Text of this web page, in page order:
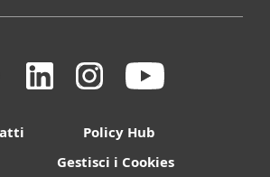
Policy Hub
Gestisci i Cookies